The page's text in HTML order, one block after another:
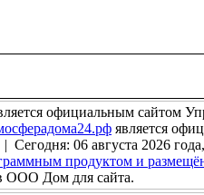
официальным сайтом
является
Сегодня: 06 августа 2026
продуктом и
ООО Дом для сайта.